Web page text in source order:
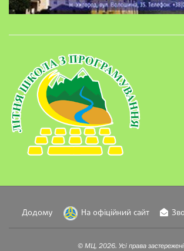
Додому На офіційний сайт
© МЦ, 2026. Усі права